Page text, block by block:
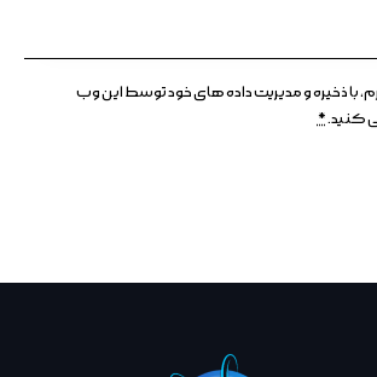
با ذخیره و مدیریت داده های خود توسط این وب
کنید.*